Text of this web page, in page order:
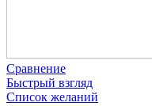
Сравнение
Быстрый взгляд
Список желаний